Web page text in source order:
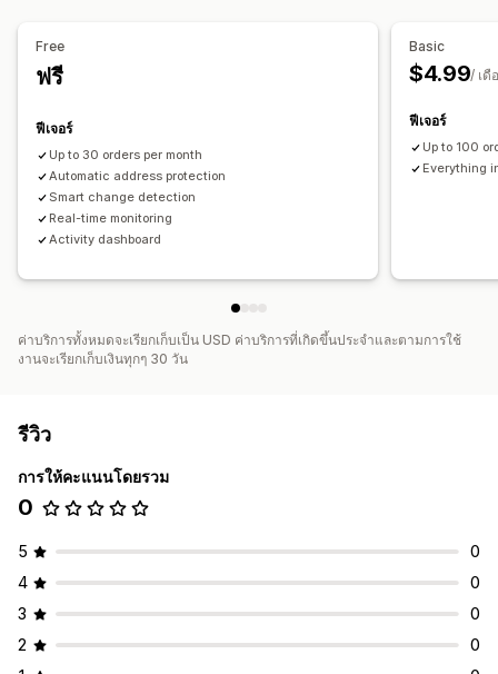
Free
ฟรี
ฟีเจอร์
Up to 30 orders per month
Automatic address protection
Smart change detection
Real-time monitoring
Activity dashboard
Basic
$4.99/ เดื
ฟีเจอร์
Up to 100
Everything
ค่าบริการทั้งหมดจะเรียกเก็บเป็น USD ค่าบริการที่เกิดขึ้นประจำและตามการใช้
งานจะเรียกเก็บเงินทุกๆ 30 วัน
รีวิว
การให้คะแนนโดยรวม
0
5
0
4
0
3
0
2
0